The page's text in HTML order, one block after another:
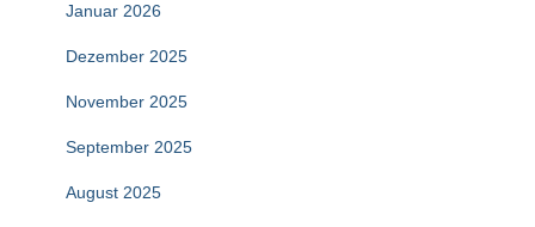
Januar 2026
Dezember 2025
November 2025
September 2025
August 2025